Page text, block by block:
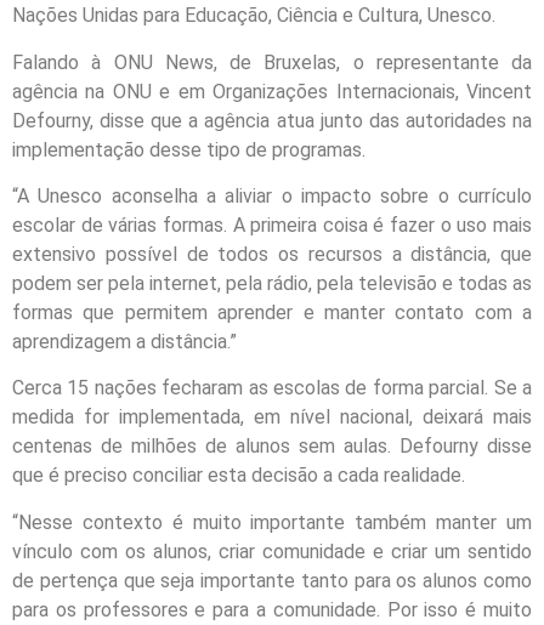
Nações Unidas para Educação, Ciência e Cultura, Unesco.
Falando à ONU News, de Bruxelas, o representante da
agência na ONU e em Organizações Internacionais, Vincent
Defourny, disse que a agência atua junto das autoridades na
implementação desse tipo de programas.
“A Unesco aconselha a aliviar o impacto sobre o currículo
escolar de várias formas. A primeira coisa é fazer o uso mais
extensivo possível de todos os recursos a distância, que
podem ser pela internet, pela rádio, pela televisão e todas as
formas que permitem aprender e manter contato com a
aprendizagem a distância.”
Cerca 15 nações fecharam as escolas de forma parcial. Se a
medida for implementada, em nível nacional, deixará mais
centenas de milhões de alunos sem aulas. Defourny disse
que é preciso conciliar esta decisão a cada realidade.
“Nesse contexto é muito importante também manter um
vínculo com os alunos, criar comunidade e criar um sentido
de pertença que seja importante tanto para os alunos como
para os professores e para a comunidade. Por isso é muito